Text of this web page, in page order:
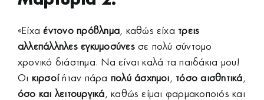
«Είχαέντονο πρόβλημα, καθώς είχα τρεις
αλλεπάλληλες εγκυμοσύνεςσε πολύ σύντομο
χρονικό διάστημα. Να είναι καλά τα παιδάκια μου!
Οι κιρσοίήταν πάρα πολύ άσχημοι, τόσο αισθητικά,
όσο και λειτουργικά, καθώς είμαι φαρμακοποιός και